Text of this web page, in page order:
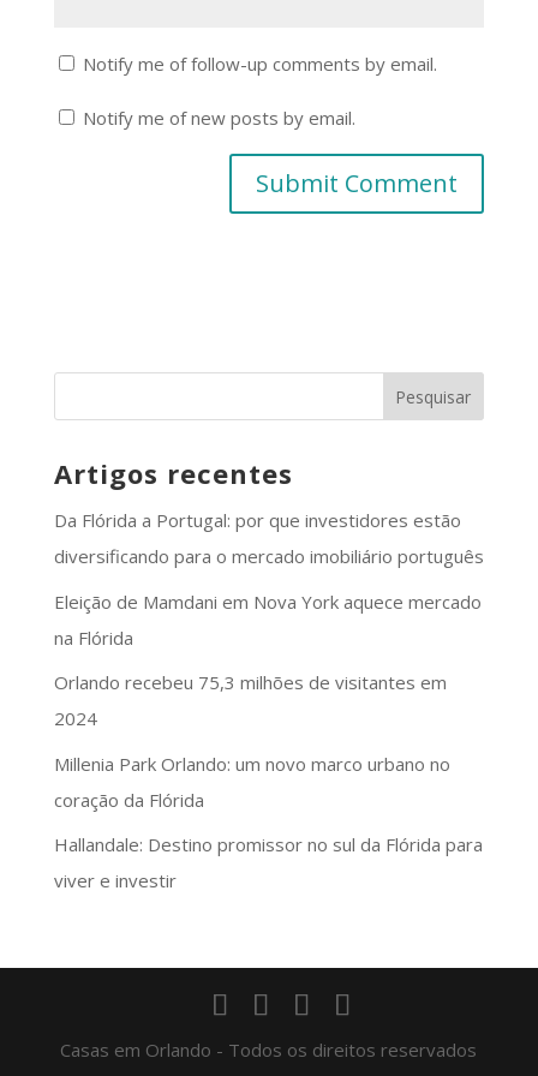
Notify me of follow-up comments by email.
Notify me of new posts by email.
Artigos recentes
Da Flórida a Portugal: por que investidores estão
diversificando para o mercado imobiliário português
Eleição de Mamdani em Nova York aquece mercado
na Flórida
Orlando recebeu 75,3 milhões de visitantes em
2024
Millenia Park Orlando: um novo marco urbano no
coração da Flórida
Hallandale: Destino promissor no sul da Flórida para
viver e investir
Casas em Orlando - Todos os direitos reservados